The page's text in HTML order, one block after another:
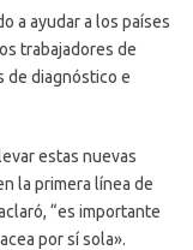
a ayudar a los países
trabajadores de
de diagnóstico e
estas nuevas
la primera línea de
“es importante
por sí sola».